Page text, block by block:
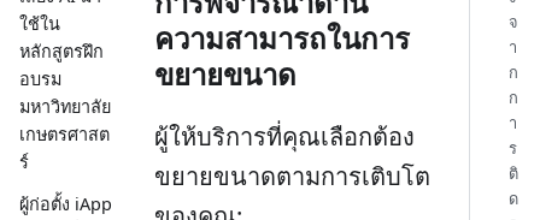
ใช้ใน
หลักสูตรฝึก
อบรม
มหาวิทยาลัย
เกษตรศาสต
ร์
ผู้ก่อตั้ง iApp
ความสามารถในการ
ขยายขนาด
ผู้ให้บริการที่คุณเลือกต้อง
ขยายขนาดตามการเติบโต
จ
า
ก
ก
า
ร
ติ
ด